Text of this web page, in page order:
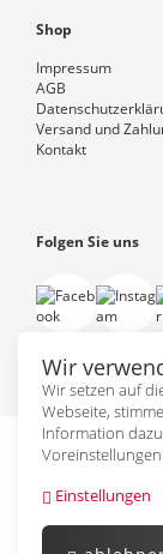
Wir
Wir setzen auf
Webseite,
Information
Einstellungen
Shop
Impressum
AGB
Versand und
Kontakt
Folgen Sie uns